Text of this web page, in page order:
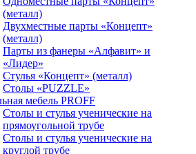
(металл)
Двухместные парты «Концепт»
(металл)
Парты из фанеры «Алфавит» и
«Лидер»
Стулья «Концепт» (металл)
Столы «PUZZLE»
мебель PROFF
Столы и стулья ученические на
прямоугольной трубе
Столы и стулья ученические на
круглой трубе